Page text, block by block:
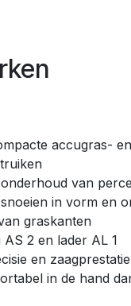
accugras-
van
in vorm en
graskanten
2 en lader AL 1
en
in de hand